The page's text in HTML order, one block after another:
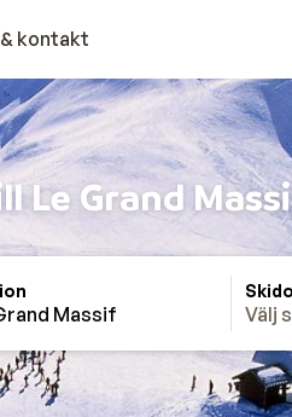
kontakt
Le Grand
Massif Välj